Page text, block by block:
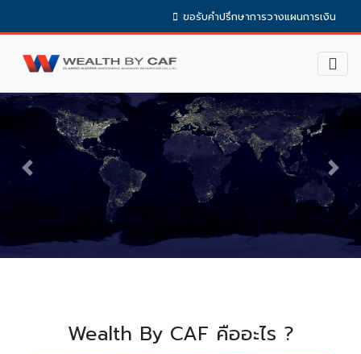
ขอรับคำปรึกษาการวางแผนการเงิน
Previous Next
Wealth By CAF คืออะไร ?